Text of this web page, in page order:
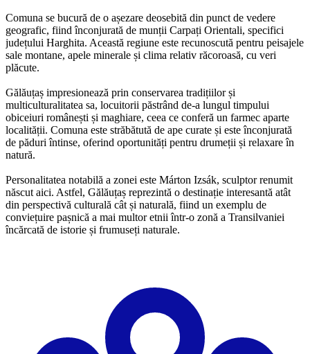
Comuna se bucură de o așezare deosebită din punct de vedere
geografic, fiind înconjurată de munții Carpați Orientali, specifici
județului Harghita. Această regiune este recunoscută pentru peisajele
sale montane, apele minerale și clima relativ răcoroasă, cu veri
plăcute.
Gălăuțaș impresionează prin conservarea tradițiilor și
multiculturalitatea sa, locuitorii păstrând de-a lungul timpului
obiceiuri românești și maghiare, ceea ce conferă un farmec aparte
localității. Comuna este străbătută de ape curate și este înconjurată
de păduri întinse, oferind oportunități pentru drumeții și relaxare în
natură.
Personalitatea notabilă a zonei este Márton Izsák, sculptor renumit
născut aici. Astfel, Gălăuțaș reprezintă o destinație interesantă atât
din perspectivă culturală cât și naturală, fiind un exemplu de
conviețuire pașnică a mai multor etnii într-o zonă a Transilvaniei
încărcată de istorie și frumuseți naturale.